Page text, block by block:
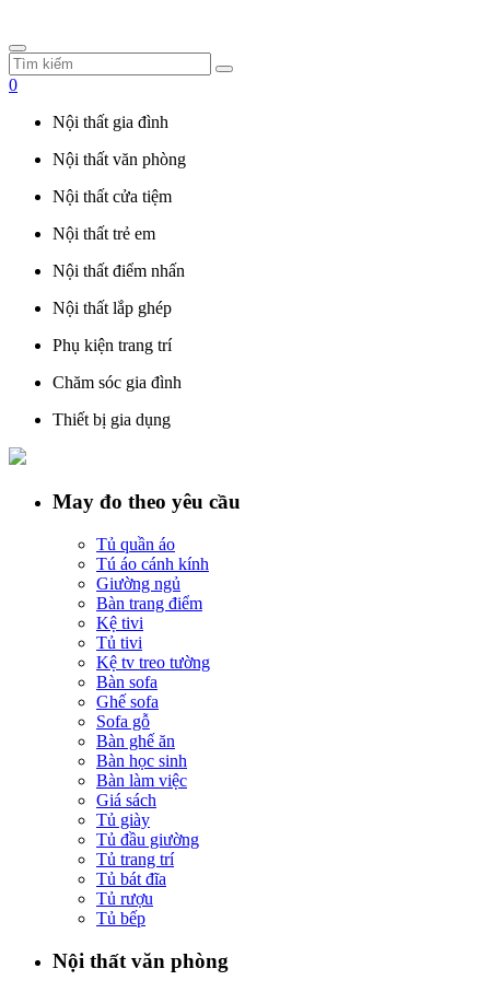
0
Nội thất gia đình
Nội thất văn phòng
Nội thất cửa tiệm
Nội thất trẻ em
Nội thất điểm nhấn
Nội thất lắp ghép
Phụ kiện trang trí
Chăm sóc gia đình
Thiết bị gia dụng
May đo theo yêu cầu
Tủ quần áo
Tú áo cánh kính
Giường ngủ
Bàn trang điểm
Kệ tivi
Tủ tivi
Kệ tv treo tường
Bàn sofa
Ghế sofa
Sofa gỗ
Bàn ghế ăn
Bàn học sinh
Bàn làm việc
Giá sách
Tủ giày
Tủ đầu giường
Tủ trang trí
Tủ bát đĩa
Tủ rượu
Tủ bếp
Nội thất văn phòng